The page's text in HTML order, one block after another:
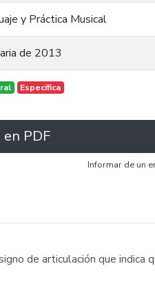
y Práctica Musical
de 2013
Específica
PDF
Informar de un
de articulación que